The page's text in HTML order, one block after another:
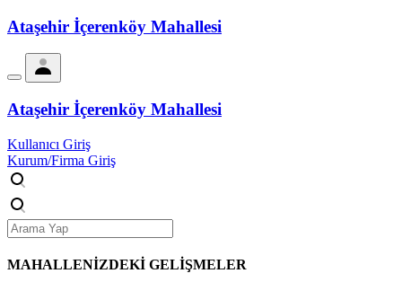
Ataşehir İçerenköy Mahallesi
Ataşehir İçerenköy Mahallesi
Kullanıcı Giriş
Kurum/Firma Giriş
MAHALLENİZDEKİ GELİŞMELER